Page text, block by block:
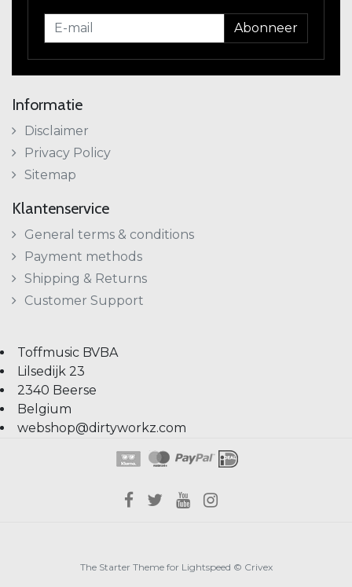
Abonneer
Informatie
Disclaimer
Privacy Policy
Sitemap
Klantenservice
General terms & conditions
Payment methods
Shipping & Returns
Customer Support
Toffmusic BVBA
Lilsedijk 23
2340 Beerse
Belgium
webshop@dirtyworkz.com
The Starter Theme for Lightspeed © Crivex